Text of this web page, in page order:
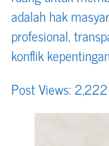
adalah hak
profesional,
konflik
Post Views:2,222